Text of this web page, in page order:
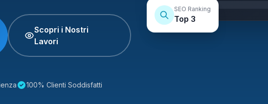
Scopri i Nostri
Lavori
100% Clienti Soddisfatti
SEO Ranking
Top 3